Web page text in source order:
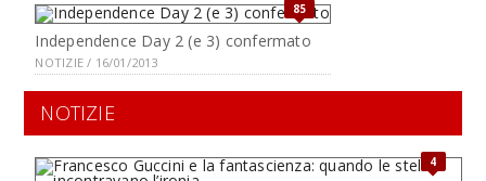
85
Independence Day 2 (e 3) confermato
NOTIZIE / 16/01/2013
NOTIZIE
4